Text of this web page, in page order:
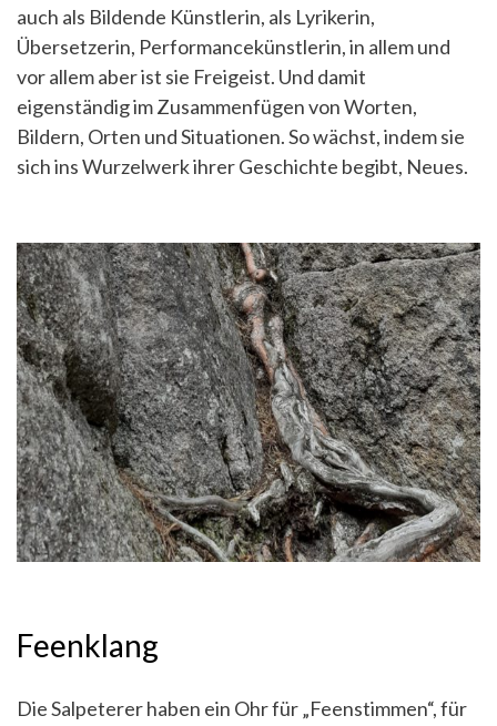
auch als Bildende Künstlerin, als Lyrikerin,
Übersetzerin, Performancekünstlerin, in allem und
vor allem aber ist sie Freigeist. Und damit
eigenständig im Zusammenfügen von Worten,
Bildern, Orten und Situationen. So wächst, indem sie
sich ins Wurzelwerk ihrer Geschichte begibt, Neues.
Feenklang
Die Salpeterer haben ein Ohr für „Feenstimmen“, für